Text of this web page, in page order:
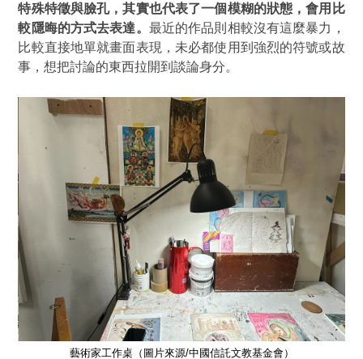
特殊特徵與臉孔，其實也代表了一個模糊的狀態，會用比
較隱晦的方式去表達。 最近的作品則相較沒有這麼暴力，
比較直接地單就畫面表現，未必都使用到強烈的符號或故
事，想把討論的東西拉開到談論身分。
藝術家工作桌（圖片來源/中國信託文教基金會）